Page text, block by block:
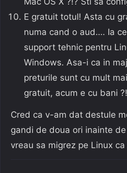
E gratuit totul! Asta cu
numa cand o aud…. Ia
support tehnic pentru
Windows. Asa-i ca in
preturile sunt cu mult
gratuit, acum e cu bani
Cred ca v-am dat destule
gandi de doua ori inainte de
vreau sa migrez pe Linux ca